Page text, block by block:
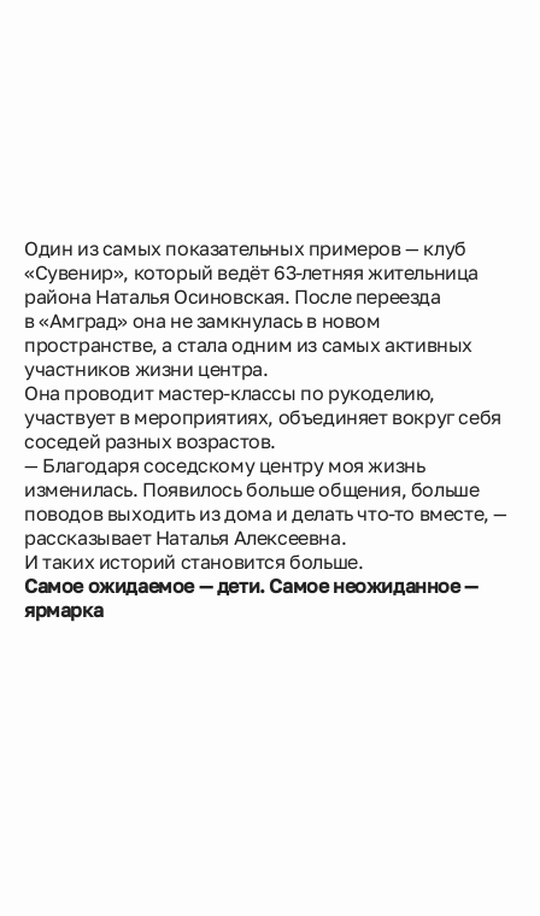
Один из самых показательных примеров — клуб
«Сувенир», который ведёт 63-летняя жительница
района Наталья Осиновская. После переезда
в «Амград» она не замкнулась в новом
пространстве, а стала одним из самых активных
участников жизни центра.
Она проводит мастер-классы по рукоделию,
участвует в мероприятиях, объединяет вокруг себя
соседей разных возрастов.
— Благодаря соседскому центру моя жизнь
изменилась. Появилось больше общения, больше
поводов выходить из дома и делать что-то вместе, —
рассказывает Наталья Алексеевна.
И таких историй становится больше.
Самое ожидаемое — дети. Самое неожиданное —
ярмарка